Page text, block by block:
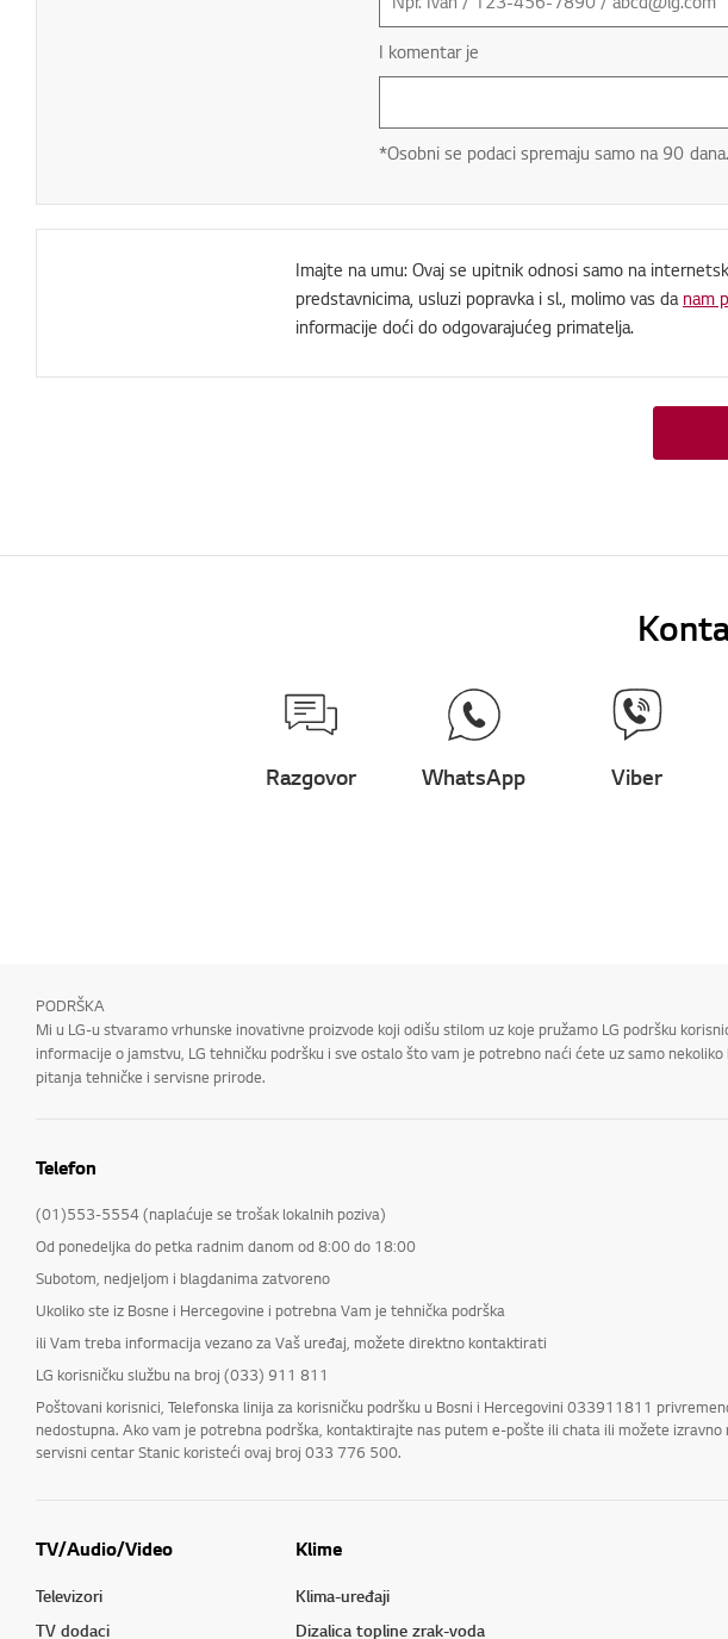
I komentar je
*Osobni se podaci spremaju samo na 90 dana.
Imajte na umu: Ovaj se upitnik odnosi samo na
predstavnicima, usluzi popravka i sl., molimo vas danam
informacije doći do odgovarajućeg primatelja.
Razgovor WhatsApp Viber
PODRŠKA
Mi u LG-u stvaramo vrhunske inovativne proizvode koji odišu stilom uz koje pružamo LG podršku
informacije o jamstvu, LG tehničku podršku i sve ostalo što vam je potrebno naći ćete uz samo
pitanja tehničke i servisne prirode.
Telefon
(01)553-5554 (naplaćuje se trošak lokalnih poziva)
Od ponedeljka do petka radnim danom od 8:00 do 18:00
Subotom, nedjeljom i blagdanima zatvoreno
Ukoliko ste iz Bosne i Hercegovine i potrebna Vam je tehnička podrška
ili Vam treba informacija vezano za Vaš uređaj, možete direktno kontaktirati
LG korisničku službu na broj (033) 911 811
Poštovani korisnici, Telefonska linija za korisničku podršku u Bosni i Hercegovini 033911811
nedostupna. Ako vam je potrebna podrška, kontaktirajte nas putem e-pošte ili chata ili možete izravno
servisni centar Stanic koristeći ovaj broj 033 776 500.
TV/Audio/Video
Televizori
TV dodaci
Klime
Klima-uređaji
Dizalica topline zrak-voda